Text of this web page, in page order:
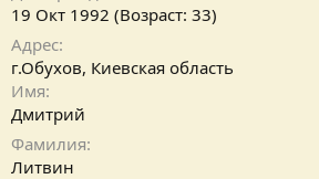
19 Окт 1992 (Возраст: 33)
Адрес
г.Обухов, Киевская область
Имя
Дмитрий
Фамилия
Литвин